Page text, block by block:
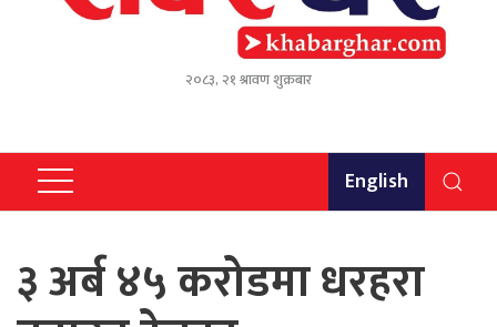
२०८३, २१ श्रावण शुक्रबार
English
३ अर्ब ४५ करोडमा धरहरा